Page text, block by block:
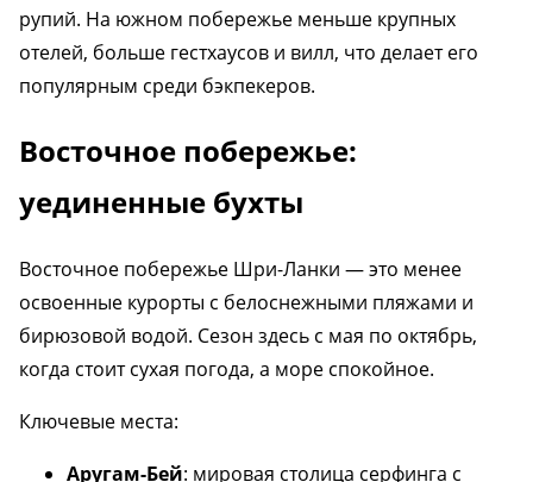
рупий. На южном побережье меньше крупных
отелей, больше гестхаусов и вилл, что делает его
популярным среди бэкпекеров.
Восточное побережье:
уединенные бухты
Восточное побережье Шри-Ланки — это менее
освоенные курорты с белоснежными пляжами и
бирюзовой водой. Сезон здесь с мая по октябрь,
когда стоит сухая погода, а море спокойное.
Ключевые места:
Аругам-Бей: мировая столица серфинга с